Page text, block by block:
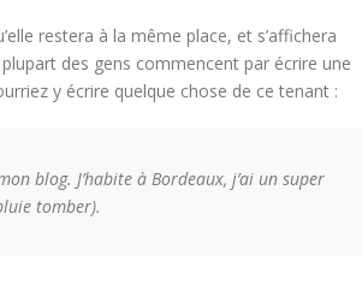
restera à la même place, et s’affichera
des gens commencent par écrire une
y écrire quelque chose de ce tenant :
blog. J’habite à Bordeaux, j’ai un super
tomber).